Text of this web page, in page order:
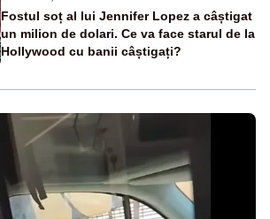
Fostul soț al lui Jennifer Lopez a câștigat
un milion de dolari. Ce va face starul de la
Hollywood cu banii câștigați?